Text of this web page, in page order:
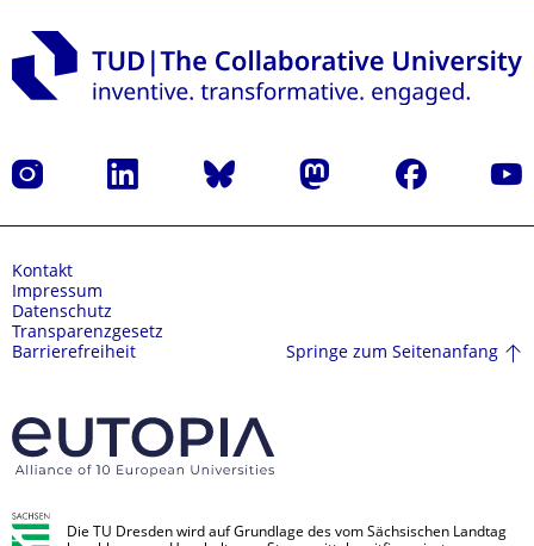
Instagram LinkedIn Bluesky Mastodon Facebook
Kontakt
Impressum
Datenschutz
Transparenzgesetz
Barrierefreiheit
Springe zum Seitenanfang
Die TU Dresden wird auf Grundlage des vom Sächsischen Landtag